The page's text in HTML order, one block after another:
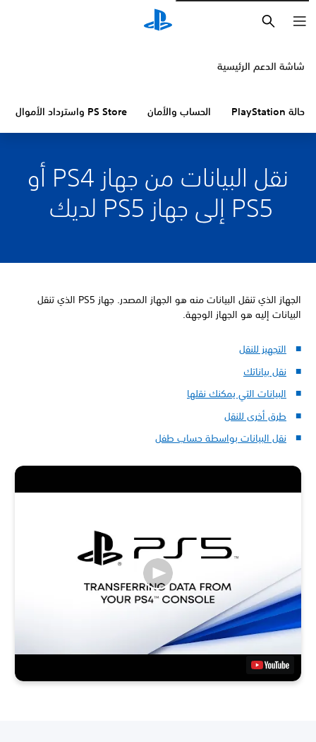
شاشة الدعم الرئيسية
حالة PlayStation الحساب والأمان PS Store واسترداد الأموال
نقل البيانات من جهاز PS4 أو
PS5 إلى جهاز PS5 لديك
الجهاز الذي تنقل البيانات منه هو الجهاز المصدر. جهاز PS5 الذي تنقل
البيانات إليه هو الجهاز الوجهة.
التجهيز للنقل
نقل بياناتك
البيانات التي يمكنك نقلها
طرق أخرى للنقل
نقل البيانات بواسطة حساب طفل